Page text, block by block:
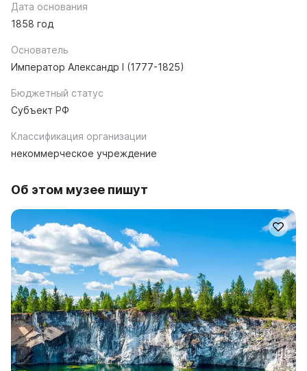
Дата основания
1858 год
Основатель
Император Александр I (1777-1825)
Бюджетный статус
Субъект РФ
Классификация организации
некоммерческое учреждение
Об этом музее пишут